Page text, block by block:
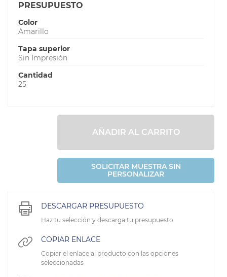
PRESUPUESTO
Color
Amarillo
Tapa superior
Sin Impresión
Cantidad
25
AÑADIR AL CARRITO
SOLICITAR MUESTRA SIN
PERSONALIZAR
DESCARGAR PRESUPUESTO
Haz tu selección y descarga tu presupuesto
COPIAR ENLACE
Copiar el enlace al producto con las opciones
seleccionadas